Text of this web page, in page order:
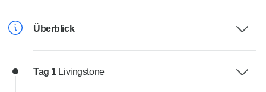
Überblick
Tag 1 Livingstone